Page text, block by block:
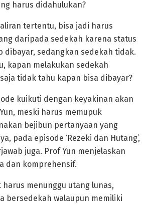
harus didahulukan?
tertentu, bisa jadi harus
daripada sedekah karena status
dibayar, sedangkan sedekah tidak.
kapan melakukan sedekah
tidak tahu kapan bisa dibayar?
kuikuti dengan keyakinan akan
meski harus memupuk
bejibun pertanyaan yang
pada episode ‘Rezeki dan Hutang’,
juga. Prof Yun menjelaskan
dan komprehensif.
harus menunggu utang lunas,
bersedekah walaupun memiliki